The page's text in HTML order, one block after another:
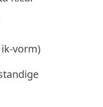
ik-vorm)